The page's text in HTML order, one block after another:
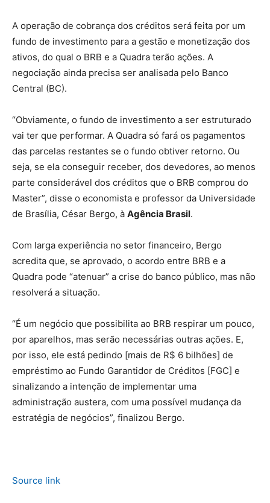
A operação de cobrança dos créditos será feita por um
fundo de investimento para a gestão e monetização dos
ativos, do qual o BRB e a Quadra terão ações. A
negociação ainda precisa ser analisada pelo Banco
Central (BC).
“Obviamente, o fundo de investimento a ser estruturado
vai ter que performar. A Quadra só fará os pagamentos
das parcelas restantes se o fundo obtiver retorno. Ou
seja, se ela conseguir receber, dos devedores, ao menos
parte considerável dos créditos que o BRB comprou do
Master”, disse o economista e professor da Universidade
de Brasília, César Bergo, à Agência Brasil.
Com larga experiência no setor financeiro, Bergo
acredita que, se aprovado, o acordo entre BRB e a
Quadra pode “atenuar” a crise do banco público, mas não
resolverá a situação.
“É um negócio que possibilita ao BRB respirar um pouco,
por aparelhos, mas serão necessárias outras ações. E,
por isso, ele está pedindo [mais de R$ 6 bilhões] de
empréstimo ao Fundo Garantidor de Créditos [FGC] e
sinalizando a intenção de implementar uma
administração austera, com uma possível mudança da
estratégia de negócios”, finalizou Bergo.
Source link